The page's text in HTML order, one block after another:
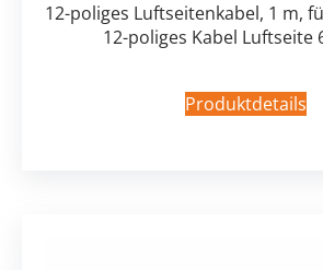
12-poliges Luftseitenkabel, 1 m,
12-poliges Kabel Luftseite
Produktdetails